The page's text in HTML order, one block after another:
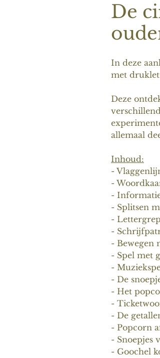
De
In deze
met
Deze
allemaal
Inhoud:
-
-
-
- Splitsen
-
-
- Bewegen
- Spel met
-
- De
- Het
-
- De
- Popcorn
- Snoepjes
- Goochel